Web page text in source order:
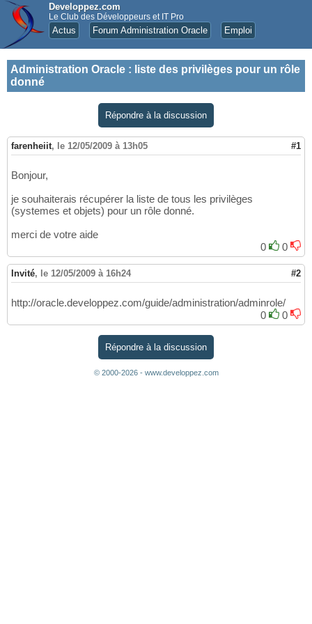
Developpez.com
Le Club des Développeurs et IT Pro
Actus Forum Administration Oracle Emploi
Administration Oracle : liste des privilèges pour un rôle
donné
Répondre à la discussion
farenheiit, le 12/05/2009 à 13h05 #1
Bonjour,
je souhaiterais récupérer la liste de tous les privilèges
(systemes et objets) pour un rôle donné.
merci de votre aide
0
0
Invité, le 12/05/2009 à 16h24 #2
http://oracle.developpez.com/guide/administration/adminrole/
0
0
Répondre à la discussion
© 2000-2026 - www.developpez.com